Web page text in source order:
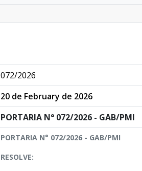
072/2026
20 de February de 2026
PORTARIA N° 072/2026 - GAB/PMI
PORTARIA N° 072/2026 - GAB/PMI
RESOLVE: